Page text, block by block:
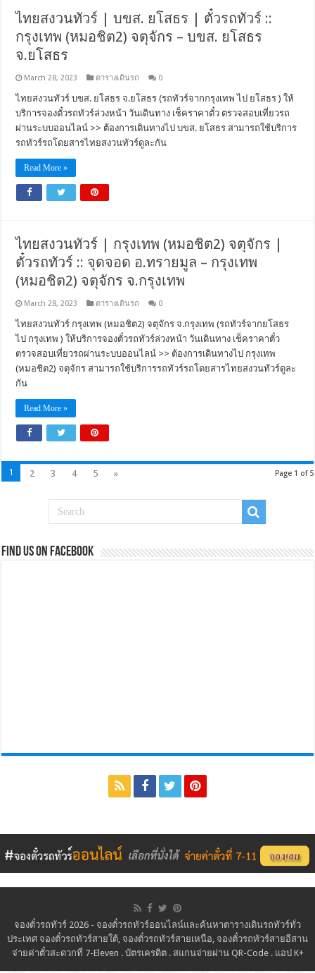
ไทยสงวนทัวร์ | บขส. ยโสธร | ตั๋วรถทัวร์ ::
กรุงเทพ (หมอชิต2) จตุจักร – บขส. ยโสธร
จ.ยโสธร
March 28, 2023 ตารางเดินรถ 0
ไทยสงวนทัวร์ บขส. ยโสธร จ.ยโสธร (รถทัวร์จากกรุงเทพ ไป ยโสธร ) ให้
บริการจองตั๋วรถทัวร์ล่วงหน้า วันเดินทาง เช็คราคาตั๋ว ตรวจสอบเที่ยวรถ
ผ่านระบบออนไลน์ >> ต้องการเดินทางไป บขส. ยโสธร สามารถใช้บริการ
รถทัวร์รถโดยสารไทยสงวนทัวร์ดูละกัน
Read More »
ไทยสงวนทัวร์ | กรุงเทพ (หมอชิต2) จตุจักร |
ตั๋วรถทัวร์ :: จุดจอด อ.ทรายมูล – กรุงเทพ
(หมอชิต2) จตุจักร จ.กรุงเทพ
March 28, 2023 ตารางเดินรถ 0
ไทยสงวนทัวร์ กรุงเทพ (หมอชิต2) จตุจักร จ.กรุงเทพ (รถทัวร์จากยโสธร
ไป กรุงเทพ ) ให้บริการจองตั๋วรถทัวร์ล่วงหน้า วันเดินทาง เช็คราคาตั๋ว
ตรวจสอบเที่ยวรถผ่านระบบออนไลน์ >> ต้องการเดินทางไป กรุงเทพ
(หมอชิต2) จตุจักร สามารถใช้บริการรถทัวร์รถโดยสารไทยสงวนทัวร์ดูละ
กัน
Read More »
Page 1 of 5
1 2 3 4 5 »
Find us on Facebook
จองตั๋วรถทัวร์ 2026 - จองตั๋วรถทัวร์ออนไลน์และค้นหาตารางเดินรถทัวร์ทั่ว
ประเทศ จองตั๋วรถทัวร์สายใต้, จองตั๋วรถทัวร์สายเหนือ, จองตั๋วรถทัวร์สายอีสาน
จ่ายค่าตั๋วสะดวกที่ 7-Eleven . บัตรเครดิต . สแกนจ่ายผ่าน QR-Code . แอป K+